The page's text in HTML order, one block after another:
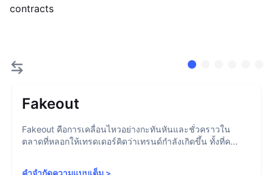
contracts
Fakeout
Fakeout คือการเคลื่อนไหวอย่างกะทันหันและชั่วคราวใน
ตลาดที่หลอกให้เทรดเดอร์คิดว่าเทรนด์กำลังเกิดขึ้น ทั้งที่ค...
คำจำกัดความแบบเต็ม >